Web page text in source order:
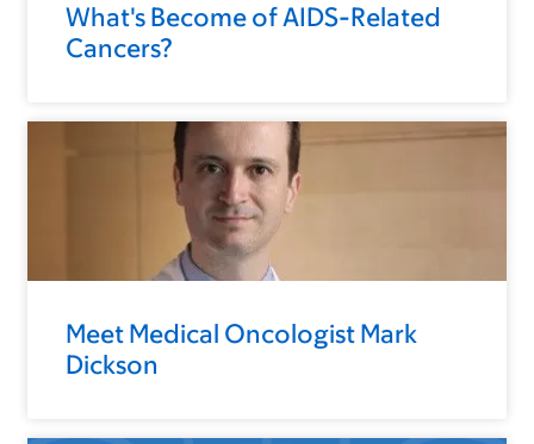
What's Become of AIDS-Related
Cancers?
Meet Medical Oncologist Mark
Dickson